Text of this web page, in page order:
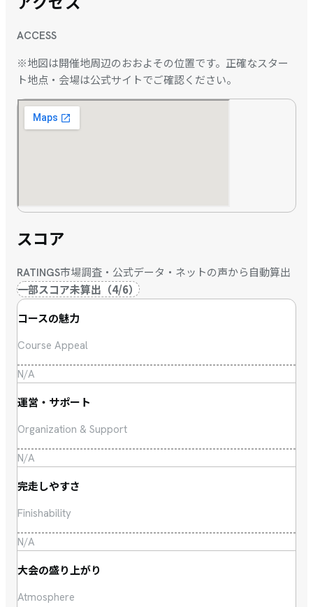
ACCESS
※地図は開催地周辺のおおよその位置です。正確なスター
ト地点・会場は公式サイトでご確認ください。
スコア
RATINGS市場調査・公式データ・ネットの声から自動算出
一部スコア未算出 （4/6）
コースの魅力
Course Appeal
N/A
運営・サポート
Organization & Support
N/A
完走しやすさ
Finishability
N/A
大会の盛り上がり
Atmosphere